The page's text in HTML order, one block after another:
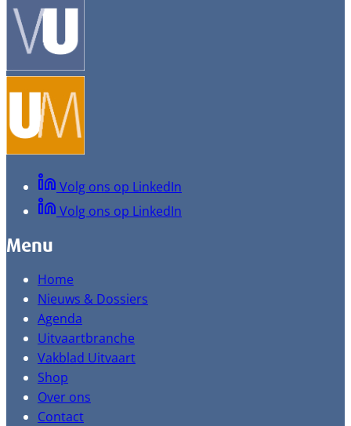
Volg ons op LinkedIn
Volg ons op LinkedIn
Menu
Home
Nieuws & Dossiers
Agenda
Uitvaartbranche
Vakblad Uitvaart
Shop
Over ons
Contact